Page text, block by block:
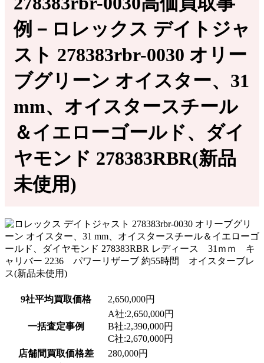
例－ロレックス デイトジャ
スト 278383rbr-0030 オリー
ブグリーン オイスター、31
mm、オイスタースチール
＆イエローゴールド、ダイ
ヤモンド 278383RBR(新品
未使用)
9社平均買取価格 2,650,000円
一括査定事例
A社:2,650,000円
B社:2,390,000円
C社:2,670,000円
店舗間買取価格差
280,000円